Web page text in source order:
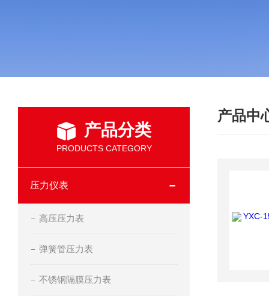
产品分类
PRODUCTS CATEGORY
压力仪表
高压压力表
弹簧管压力表
不锈钢隔膜压力表
产品中